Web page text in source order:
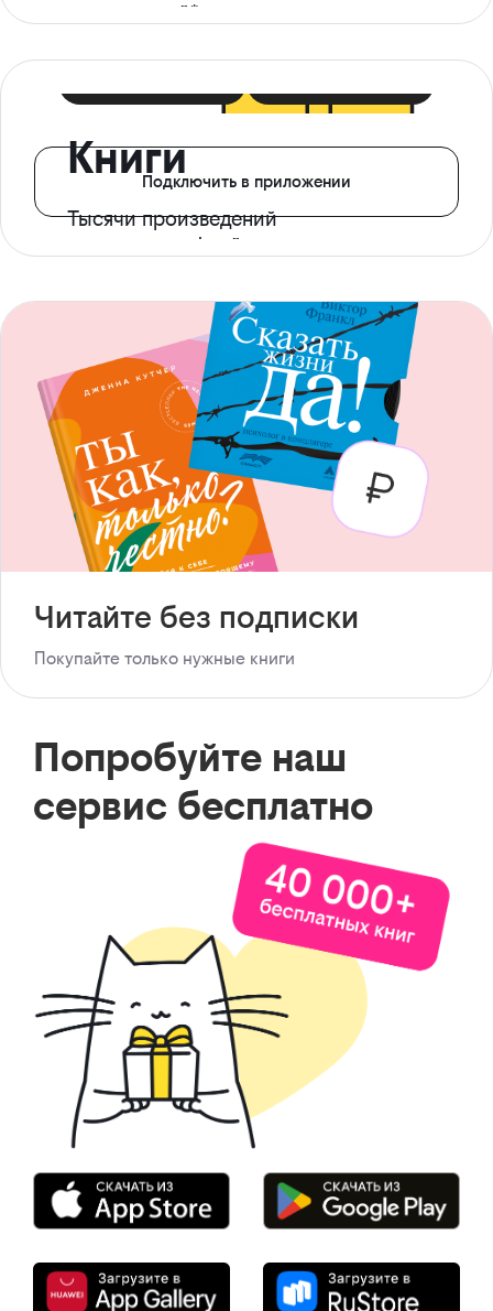
ограничений*
Книги
Тысячи произведений
с доступом офлайн
Подключить в приложении
Читайте без подписки
Покупайте только нужные книги
Попробуйте наш
сервис бесплатно